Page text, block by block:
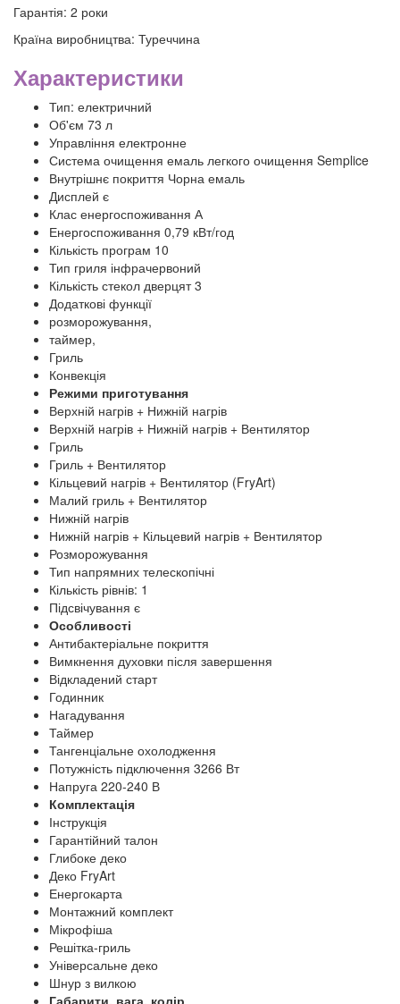
Гарантія: 2 роки
Країна виробництва: Туреччина
Характеристики
Тип: електричний
Об'єм 73 л
Управління електронне
Система очищення емаль легкого очищення Semplice
Внутрішнє покриття Чорна емаль
Дисплей є
Клас енергоспоживання А
Енергоспоживання 0,79 кВт/год
Кількість програм 10
Тип гриля інфрачервоний
Кількість стекол дверцят 3
Додаткові функції
розморожування,
таймер,
Гриль
Конвекція
Режими приготування
Верхній нагрів + Нижній нагрів
Верхній нагрів + Нижній нагрів + Вентилятор
Гриль
Гриль + Вентилятор
Кільцевий нагрів + Вентилятор (FryArt)
Малий гриль + Вентилятор
Нижній нагрів
Нижній нагрів + Кільцевий нагрів + Вентилятор
Розморожування
Тип напрямних телескопічні
Кількість рівнів: 1
Підсвічування є
Особливості
Антибактеріальне покриття
Вимкнення духовки після завершення
Відкладений старт
Годинник
Нагадування
Таймер
Тангенціальне охолодження
Потужність підключення 3266 Вт
Напруга 220-240 В
Комплектація
Інструкція
Гарантійний талон
Глибоке деко
Деко FryArt
Енергокарта
Монтажний комплект
Мікрофіша
Решітка-гриль
Універсальне деко
Шнур з вилкою
Габарити, вага, колір